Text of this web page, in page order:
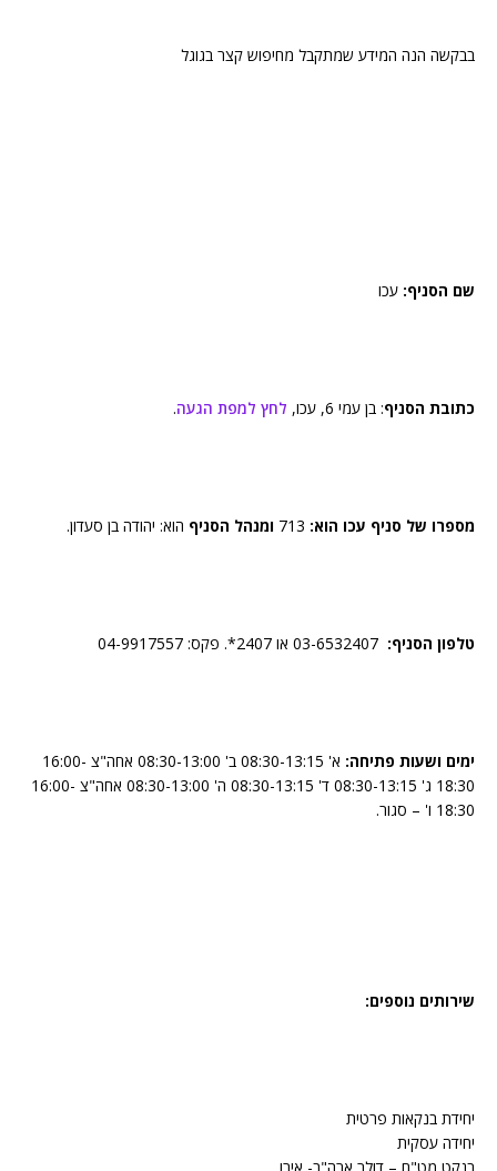
בבקשה הנה המידע שמתקבל מחיפוש קצר בגוגל
שם הסניף: עכו
כתובת הסניף: בן עמי 6, עכו, לחץ למפת הגעה.
מספרו של סניף עכו הוא: ומנהל הסניף הוא: יהודה בן סעדון.
טלפון הסניף:
ימים ושעות פתיחה:
א' 08:30-13:15 ב' 08:30-13:00 אחה"צ 16:00-
18:30 ג' 08:30-13:15 ד' 08:30-13:15 ה' 08:30-13:00 אחה"צ 16:00-
18:30 ו' – סגור.
שירותים נוספים:
יחידת בנקאות פרטית
יחידה עסקית